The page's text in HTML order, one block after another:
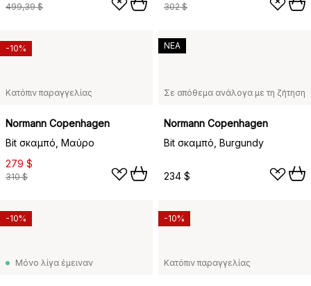
499,39 $ 302 $
Κατόπιν παραγγελίας
Normann Copenhagen
Bit σκαμπό, Μαύρο
279 $
310 $
-10%
Σε απόθεμα ανάλογα με τη ζήτηση
Normann Copenhagen
Bit σκαμπό, Burgundy
234 $
ΝΕΑ
Μόνο λίγα έμειναν
-10%
Κατόπιν παραγγελίας
-10%